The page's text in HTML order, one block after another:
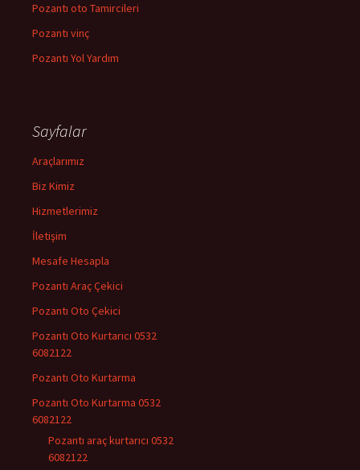
Pozantı oto Tamircileri
Pozantı vinç
Pozantı Yol Yardım
Sayfalar
Araçlarımız
Biz Kimiz
Hizmetlerimiz
İletişim
Mesafe Hesapla
Pozantı Araç Çekici
Pozantı Oto Çekici
Pozantı Oto Kurtarıcı 0532
6082122
Pozantı Oto Kurtarma
Pozantı Oto Kurtarma 0532
6082122
Pozantı araç kurtarıcı 0532
6082122